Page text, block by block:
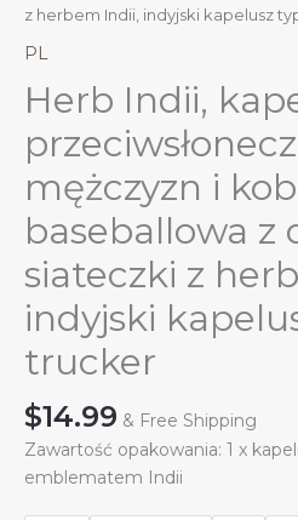
z herbem Indii, indyjski kapelusz
PL
Herb Indii,
mężczyzn i
baseballowa z
siateczki z
indyjski
trucker
$14.99 & Free Shipping
Zawartość opakowania: 1 x
emblematem Indii